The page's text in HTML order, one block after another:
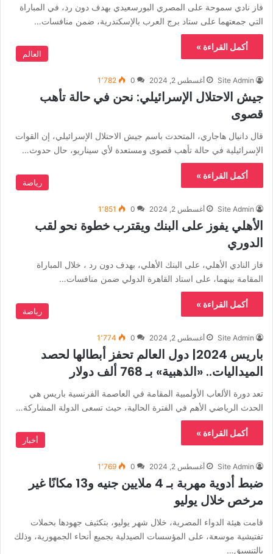
فاز نادي سموحة على المصري البورسعيدي بهدف دون رد، في المباراة
التي جمعتهما على ستاد برج العرب بالإسكندرية، ضمن منافسات…
أكمل القراءة »
العالم
Site Admin أغسطس 2, 2024 0 1٬782
جيش الاحتلال الإسرائيلي: نحن في حالة تأهب
قصوى
قال دانيال هاجاري، المتحدث باسم جيش الاحتلال الإسرائيلي، إن القوات
الإسرائيلية في حالة تأهب قصوى ومستعدة لأي سيناريو، حال حدوث…
أكمل القراءة »
رياضة
Site Admin أغسطس 2, 2024 0 1٬851
الأهلي يفوز على البنك ويقترب خطوة نحو لقب
الدوري
فاز النادي الأهلي، على البنك الأهلي، بهدف دون رد ، خلال المباراة
المقامة بينهما، على استاد القاهرة الدولي ضمن منافسات…
أكمل القراءة »
رياضة
Site Admin أغسطس 2, 2024 0 1٬774
باريس 2024| دول العالم تحفز أبطالها لحصد
الميداليات.. «الذهبية» بـ 768 ألف دولار
تعد دورة الألعاب الأولمبية المقامة في العاصمة الفرنسية باريس هي
الحدث الرياضي الأهم في الفترة الحالية، حيث تسعى الدولة المشاركة…
أكمل القراءة »
أخبار
Site Admin أغسطس 2, 2024 0 1٬769
ضبط أدوية مهربة بـ 4 ملايين جنيه و13 مكانًا غير
مرخص خلال يوليو
قامت هيئة الدواء المصرية، خلال شهر يوليو، بتكثيف جهودها بحملات
تفتيشية موسعة، على المؤسسات الصيدلية بجميع أنحاء الجمهورية، وذلك
بالتنسيق…